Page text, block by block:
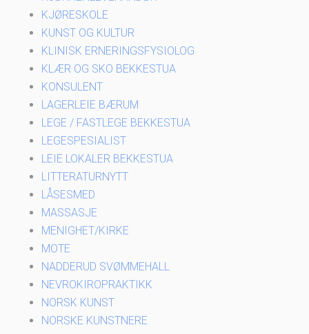
KJØRESKOLE
KUNST OG KULTUR
KLINISK ERNERINGSFYSIOLOG
KLÆR OG SKO BEKKESTUA
KONSULENT
LAGERLEIE BÆRUM
LEGE / FASTLEGE BEKKESTUA
LEGESPESIALIST
LEIE LOKALER BEKKESTUA
LITTERATURNYTT
LÅSESMED
MASSASJE
MENIGHET/KIRKE
MOTE
NADDERUD SVØMMEHALL
NEVROKIROPRAKTIKK
NORSK KUNST
NORSKE KUNSTNERE